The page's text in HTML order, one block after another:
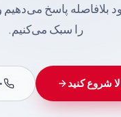
بلافاصله پاسخ می‌دهیم
را سبک می‌کنیم.
شروع کنید